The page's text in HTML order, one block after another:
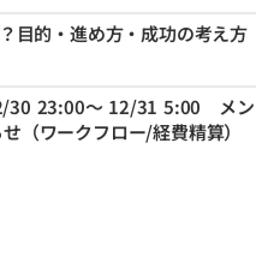
目的・進め方・成功の考え方
30 23:00～ 12/31 5:00 メン
（ワークフロー/経費精算）